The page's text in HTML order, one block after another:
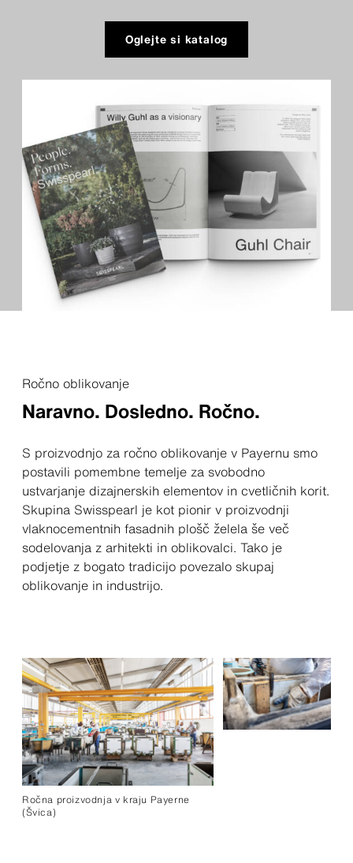
Oglejte si katalog
Ročno oblikovanje
Naravno. Dosledno. Ročno.
S proizvodnjo za ročno oblikovanje v Payernu smo
postavili pomembne temelje za svobodno
ustvarjanje dizajnerskih elementov in cvetličnih korit.
Skupina Swisspearl je kot pionir v proizvodnji
vlaknocementnih fasadnih plošč želela še več
sodelovanja z arhitekti in oblikovalci. Tako je
podjetje z bogato tradicijo povezalo skupaj
oblikovanje in industrijo.
Ročna proizvodnja v kraju Payerne
(Švica)